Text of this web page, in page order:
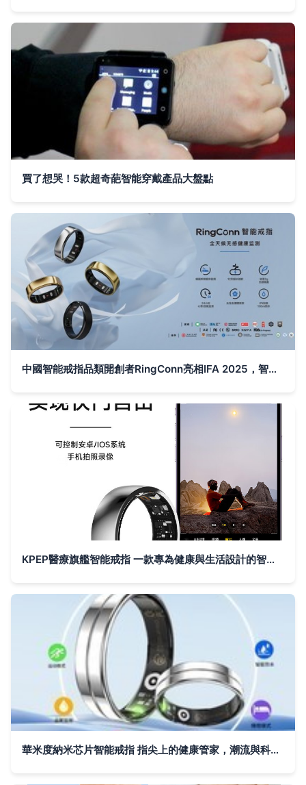
買了想哭！5款超奇葩智能穿戴產品大盤點
中國智能戒指品類開創者RingConn亮相IFA 2025，智能穿戴新標桿引全球矚目
KPEP醫療旗艦智能戒指 一款專為健康與生活設計的智能穿戴利器
華米度納米芯片智能戒指 指尖上的健康管家，潮流與科技的完美融合